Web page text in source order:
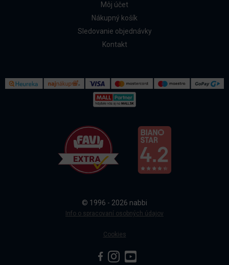
Doprava a platba
Sledovanie objednávky
Môj účet
Nákupný košík
Sledovanie objednávky
Kontakt
© 1996 - 2026 nabbi
Info o spracovaní osobných údajov
Cookies